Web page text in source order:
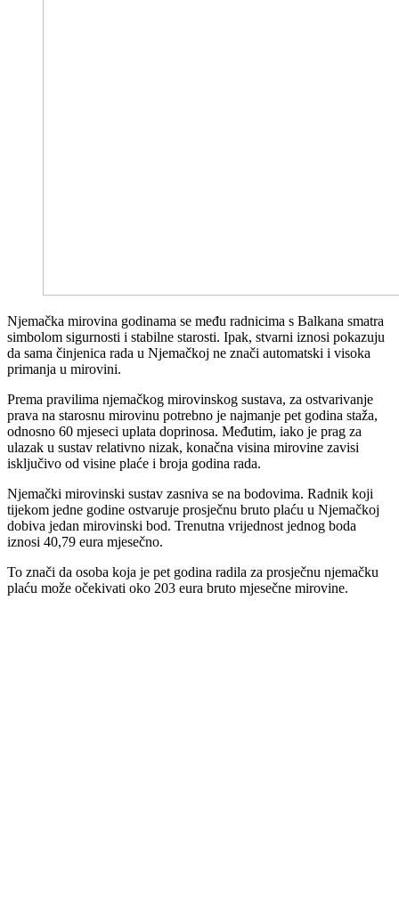
Njemačka mirovina godinama se među radnicima s Balkana smatra
simbolom sigurnosti i stabilne starosti. Ipak, stvarni iznosi pokazuju
da sama činjenica rada u Njemačkoj ne znači automatski i visoka
primanja u mirovini.
Prema pravilima njemačkog mirovinskog sustava, za ostvarivanje
prava na starosnu mirovinu potrebno je najmanje pet godina staža,
odnosno 60 mjeseci uplata doprinosa. Međutim, iako je prag za
ulazak u sustav relativno nizak, konačna visina mirovine zavisi
isključivo od visine plaće i broja godina rada.
Njemački mirovinski sustav zasniva se na bodovima. Radnik koji
tijekom jedne godine ostvaruje prosječnu bruto plaću u Njemačkoj
dobiva jedan mirovinski bod. Trenutna vrijednost jednog boda
iznosi 40,79 eura mjesečno.
To znači da osoba koja je pet godina radila za prosječnu njemačku
plaću može očekivati oko 203 eura bruto mjesečne mirovine.